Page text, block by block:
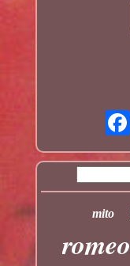
mito
romeo